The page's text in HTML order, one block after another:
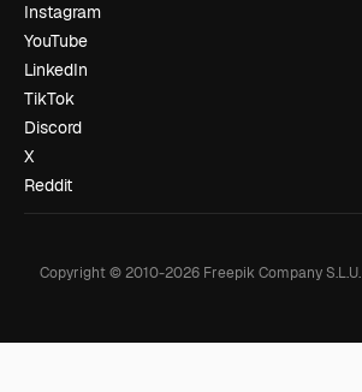
Instagram
YouTube
LinkedIn
TikTok
Discord
X
Reddit
Copyright © 2010-2026Freepik Company S.L.U.